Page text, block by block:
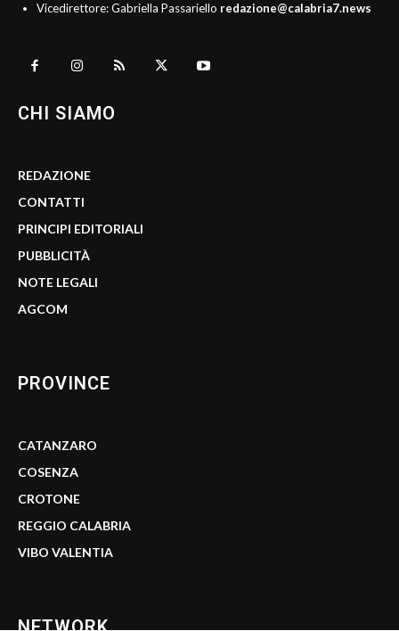
Vicedirettore: Gabriella Passariello redazione@calabria7.news
CHI SIAMO
REDAZIONE
CONTATTI
PRINCIPI EDITORIALI
PUBBLICITÀ
NOTE LEGALI
AGCOM
PROVINCE
CATANZARO
COSENZA
CROTONE
REGGIO CALABRIA
VIBO VALENTIA
NETWORK